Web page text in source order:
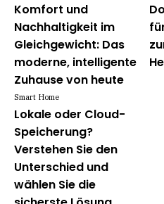
Komfort und
Nachhaltigkeit im
Gleichgewicht: Das
moderne, intelligente
Zuhause von heute
Lokale oder Cloud-
Speicherung?
Verstehen Sie den
Unterschied und
wählen Sie die
Smart Home